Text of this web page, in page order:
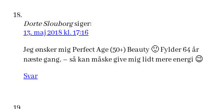
Dorte Slouborgsiger:
13. maj 2018 kl. 17:16
Jeg ønsker mig Perfect Age (50+) Beauty 🙂 Fylder 64 år
næste gang, – så kan måske give mig lidt mere energi 😉
Svar